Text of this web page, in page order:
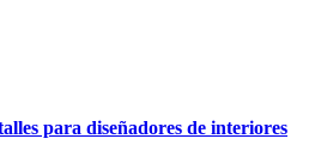
para diseñadores de interiores